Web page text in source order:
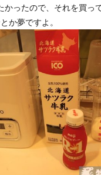
かったので、それを買っ
か夢ですよ。